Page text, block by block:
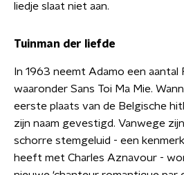
liedje slaat niet aan.
Tuinman der liefde
In 1963 neemt Adamo een aantal
waaronder Sans Toi Ma Mie.
eerste plaats van de Belgische
zijn naam gevestigd. Vanwege
schorre stemgeluid - een
heeft met Charles Aznavour -